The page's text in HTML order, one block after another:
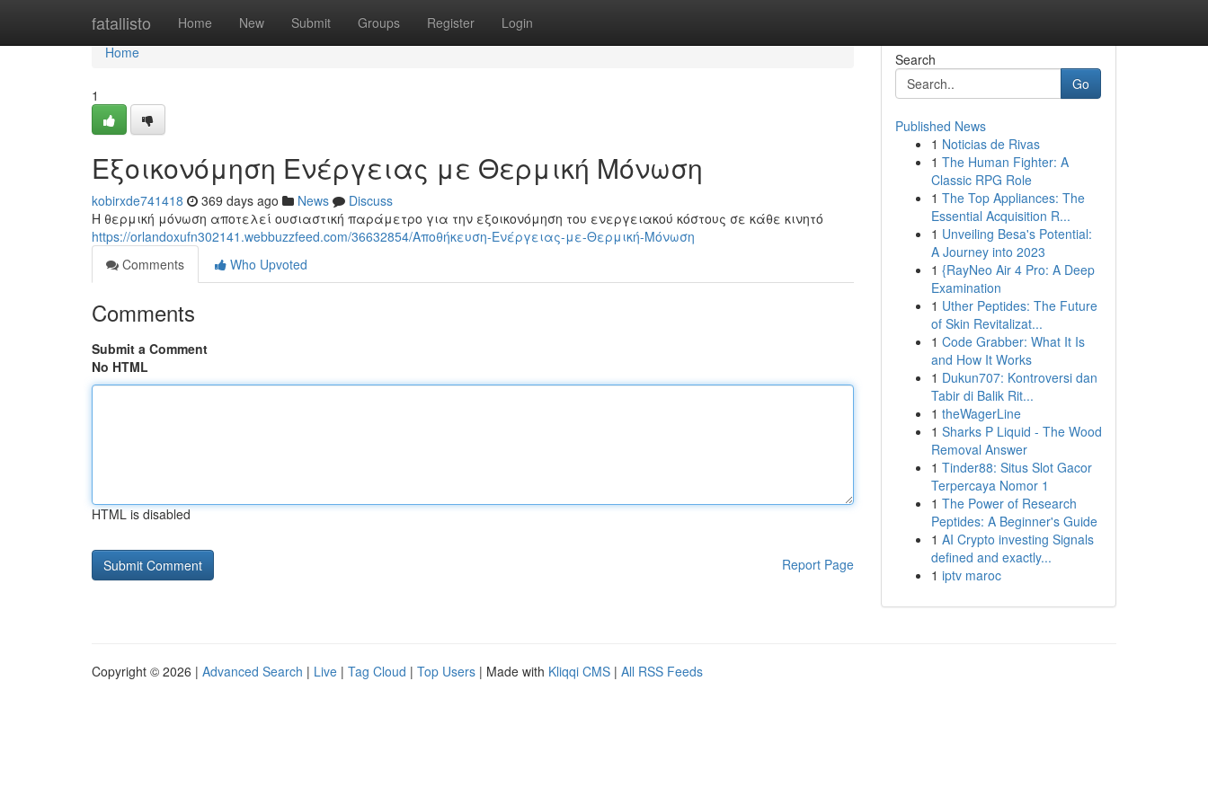
fatallisto Home New Submit Groups Register Login
Home
Home
1
Εξοικονόμηση Ενέργειας με Θερμική Μόνωση
kobirxde741418 369 days ago News
Discuss
Η θερμική μόνωση αποτελεί ουσιαστική παράμετρο για την εξοικονόμηση του ενεργειακού κόστους σε κάθε κινητό
https://orlandoxufn302141.webbuzzfeed.com/36632854/Αποθήκευση-Ενέργειας-με-Θερμική-Μόνωση
Comments
Who Upvoted
Comments
Submit a Comment
No HTML
HTML is disabled
Report Page
Search
Go
Published News
1 Noticias de Rivas
1 The Human Fighter: A
Classic RPG Role
1 The Top Appliances: The
Essential Acquisition R...
1 Unveiling Besa's Potential:
A Journey into 2023
1 {RayNeo Air 4 Pro: A Deep
Examination
1 Uther Peptides: The Future
of Skin Revitalizat...
1 Code Grabber: What It Is
and How It Works
1 Dukun707: Kontroversi dan
Tabir di Balik Rit...
1 theWagerLine
1 Sharks P Liquid - The Wood
Removal Answer
1 Tinder88: Situs Slot Gacor
Terpercaya Nomor 1
1 The Power of Research
Peptides: A Beginner's Guide
1 AI Crypto investing Signals
defined and exactly...
1 iptv maroc
Copyright © 2026 | Advanced Search | Live | Tag Cloud | Top Users | Made with Kliqqi CMS | All RSS Feeds